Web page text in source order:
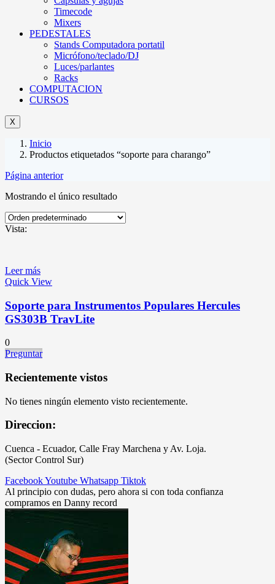
Timecode
Mixers
PEDESTALES
Stands Computadora portatil
Micrófono/teclado/DJ
Luces/parlantes
Racks
COMPUTACION
CURSOS
X
Inicio
Productos etiquetados “soporte para charango”
Página anterior
Mostrando el único resultado
Vista:
Leer más
Quick View
Soporte para Instrumentos Populares Hercules
GS303B TravLite
0
Preguntar
Recientemente vistos
No tienes ningún elemento visto recientemente.
Direccion:
Cuenca - Ecuador, Calle Fray Marchena y Av. Loja.
(Sector Control Sur)
FacebookYoutube Whatsapp Tiktok
Al principio con dudas, pero ahora si con toda confianza
compramos en Danny record